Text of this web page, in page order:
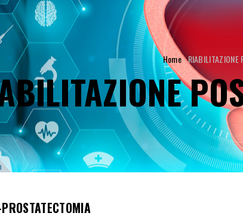
BRICIOLE
DI
PANE
Home-RIABILITAZIONE